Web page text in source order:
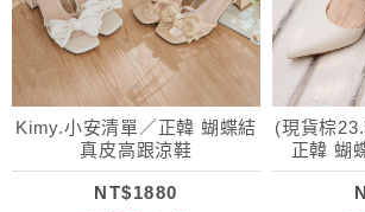
Kimy.小安清單／正韓 蝴蝶結
真皮高跟涼鞋
NT$1880
(現貨棕
正韓 蝴